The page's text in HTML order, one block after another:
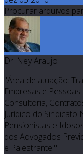
Procurar arquivos
Dr. Ney Araujo
"Área de atuação:
Empresas e
Consultoria,
Jurídico do
Pensionistas e
dos Advogados
e Palestrante."